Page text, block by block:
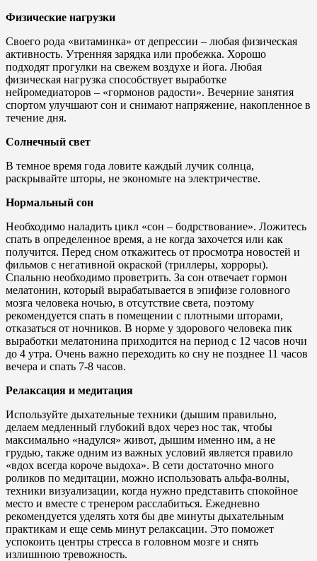
Физические нагрузки
Своего рода «витаминка» от депрессии – любая физическая
активность. Утренняя зарядка или пробежка. Хорошо
подходят прогулки на свежем воздухе и йога. Любая
физическая нагрузка способствует выработке
нейромедиаторов – «гормонов радости». Вечерние занятия
спортом улучшают сон и снимают напряжение, накопленное в
течение дня.
Солнечный свет
В темное время года ловите каждый лучик солнца,
раскрывайте шторы, не экономьте на электричестве.
Нормальный сон
Необходимо наладить цикл «сон – бодрствование». Ложитесь
спать в определенное время, а не когда захочется или как
получится. Перед сном откажитесь от просмотра новостей и
фильмов с негативной окраской (триллеры, хорроры).
Спальню необходимо проветрить. За сон отвечает гормон
мелатонин, который вырабатывается в эпифизе головного
мозга человека ночью, в отсутствие света, поэтому
рекомендуется спать в помещении с плотными шторами,
отказаться от ночников. В норме у здорового человека пик
выработки мелатонина приходится на период с 12 часов ночи
до 4 утра. Очень важно переходить ко сну не позднее 11 часов
вечера и спать 7-8 часов.
Релаксация и медитация
Используйте дыхательные техники (дышим правильно,
делаем медленный глубокий вдох через нос так, чтобы
максимально «надулся» живот, дышим именно им, а не
грудью, также одним из важных условий является правило
«вдох всегда короче выдоха». В сети достаточно много
роликов по медитации, можно использовать альфа-волны,
техники визуализации, когда нужно представить спокойное
место и вместе с тренером расслабиться. Ежедневно
рекомендуется уделять хотя бы две минуты дыхательным
практикам и еще семь минут релаксации. Это поможет
успокоить центры стресса в головном мозге и снять
излишнюю тревожность.